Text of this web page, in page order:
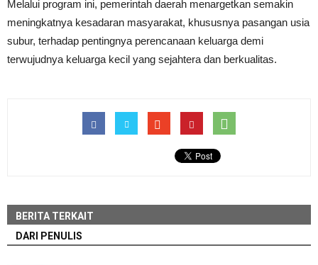
Melalui program ini, pemerintah daerah menargetkan semakin
meningkatnya kesadaran masyarakat, khususnya pasangan usia
subur, terhadap pentingnya perencanaan keluarga demi
terwujudnya keluarga kecil yang sejahtera dan berkualitas.
BERITA TERKAIT
DARI PENULIS